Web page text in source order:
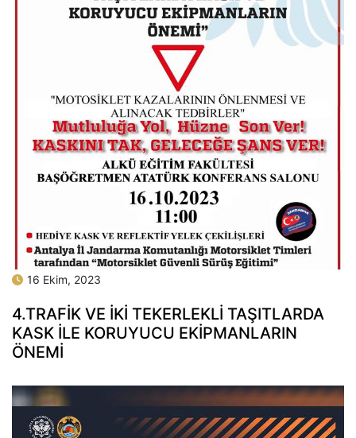
16 Ekim, 2023
4.TRAFIK VE İKI TEKERLEKLI TAŞITLARDA
KASK İLE KORUYUCU EKIPMANLARIN
ÖNEMI